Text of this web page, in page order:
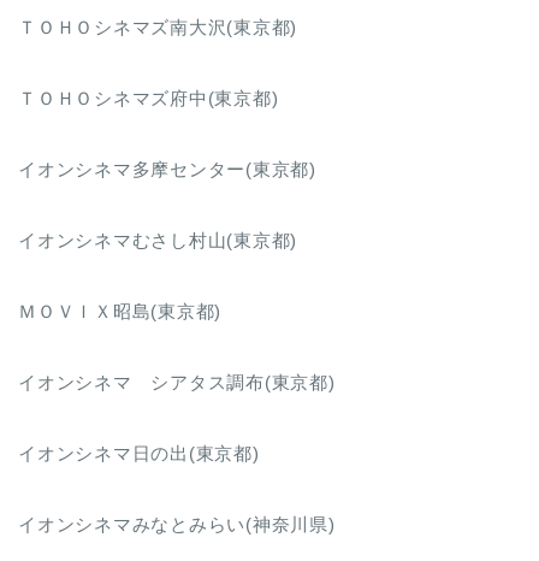
ＴＯＨＯシネマズ南大沢(東京都)
ＴＯＨＯシネマズ府中(東京都)
イオンシネマ多摩センター(東京都)
イオンシネマむさし村山(東京都)
ＭＯＶＩＸ昭島(東京都)
イオンシネマ シアタス調布(東京都)
イオンシネマ日の出(東京都)
イオンシネマみなとみらい(神奈川県)